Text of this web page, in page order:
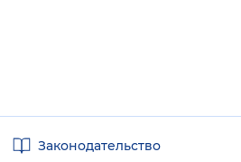
Законодательство